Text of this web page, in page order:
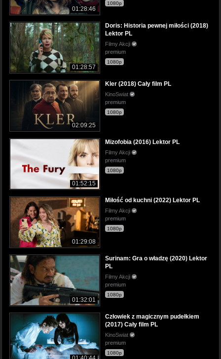
01:28:46
1080p
01:28:57
Doris: Historia pewnej miłości (2018)
Lektor PL
Filmy Akcji
premium
1080p
02:09:25
Kler (2018) Cały film PL
KinoSwiat
premium
1080p
01:52:15
Mizofobia (2016) Lektor PL
Filmy Akcji
premium
1080p
01:29:08
Miłość od kuchni (2022) Lektor PL
Filmy Akcji
premium
1080p
01:32:01
Surinam: Gra o władzę (2020) Lektor
PL
Filmy Akcji
premium
1080p
Człowiek z magicznym pudełkiem
(2017) Cały film PL
KinoSwiat
premium
1080p